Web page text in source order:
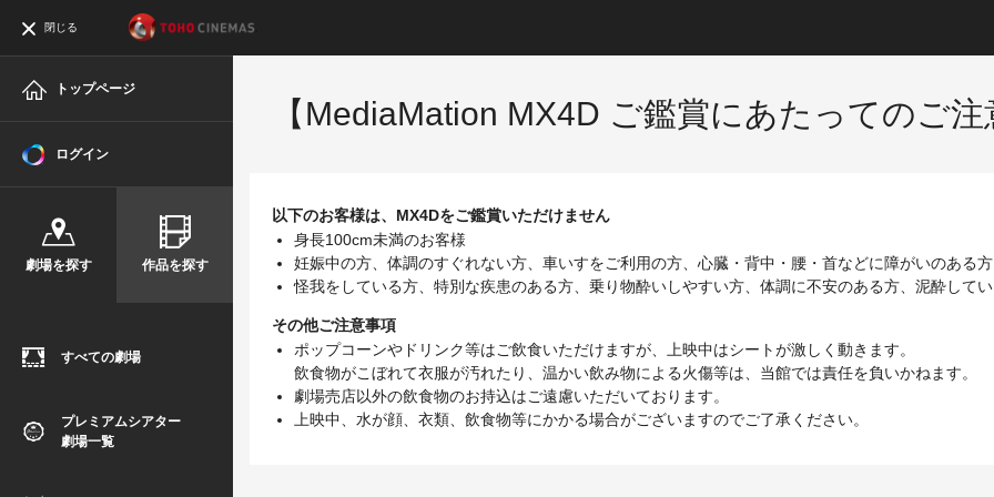
閉じる
トップページ
ログイン
劇場を探す 作品を探す
すべての劇場
プレミアムシアター
劇場一覧
【MediaMation MX4D ご鑑賞にあたってのご注
以下のお客様は、MX4Dをご鑑賞いただけません
身長100cm未満のお客様
妊娠中の方、体調のすぐれない方、車いすをご利用の方、心臓・背中・腰・首などに障がいのある方
怪我をしている方、特別な疾患のある方、乗り物酔いしやすい方、体調に不安のある方、泥酔して
その他ご注意事項
ポップコーンやドリンク等はご飲食いただけますが、上映中はシートが激しく動きます。
飲食物がこぼれて衣服が汚れたり、温かい飲み物による火傷等は、当館では責任を負いかねます。
劇場売店以外の飲食物のお持込はご遠慮いただいております。
上映中、水が顔、衣類、飲食物等にかかる場合がございますのでご了承ください。